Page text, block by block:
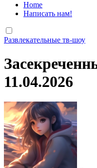
Home
Написать нам!
Развлекательные тв-шоу
11.04.2026